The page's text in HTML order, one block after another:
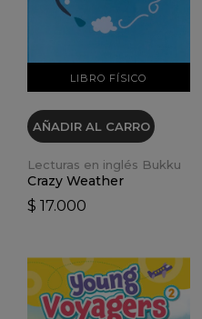
LIBRO FÍSICO
AÑADIR AL CARRO
Lecturas en inglés Bukku
Crazy Weather
$ 17.000